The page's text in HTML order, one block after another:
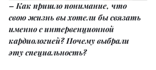
– Как пришло понимание, что
свою жизнь вы хотели бы связать
именно с интервенционной
кардиологией? Почему выбрали
эту специальность?